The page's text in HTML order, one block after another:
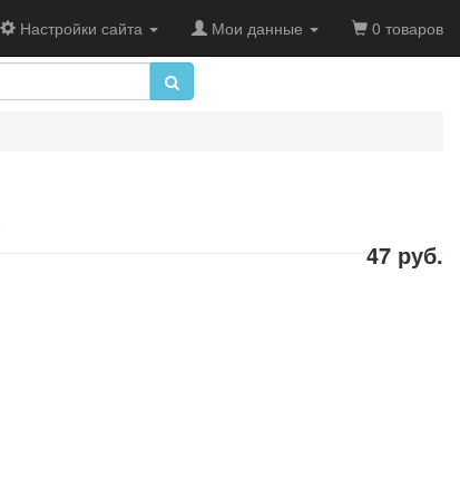
Настройки сайта Мои данные 0 товаров
47 руб.